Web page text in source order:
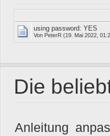
using password: YES
Von PeterR (19. Mai 2022,
Die
Anleitung